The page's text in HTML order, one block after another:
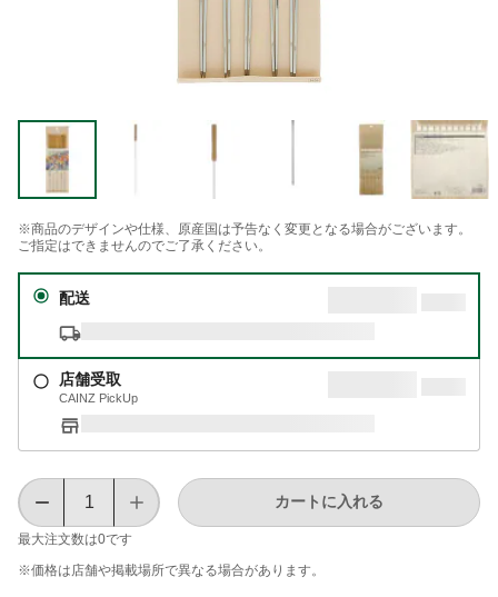
※商品のデザインや仕様、原産国は予告なく変更となる場合がございます。
ご指定はできませんのでご了承ください。
配送
店舗受取
CAINZ PickUp
最大注文数は0です
カートに入れる
※価格は​店舗や​掲載場所で​異なる​場合が​あります。